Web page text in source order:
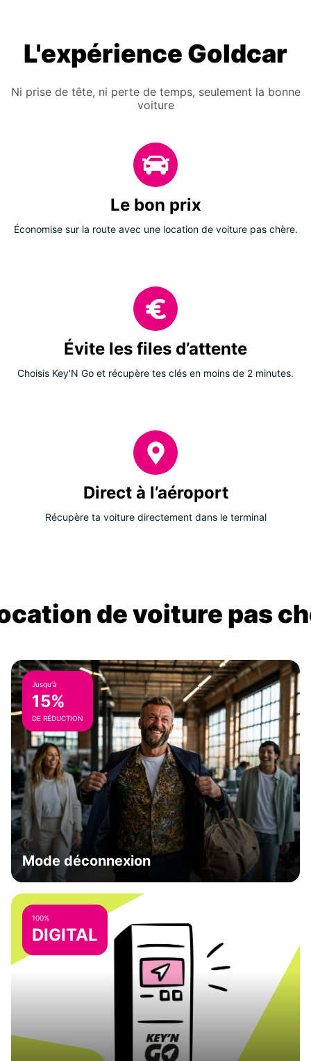
L'expérience Goldcar
Ni prise de tête, ni perte de temps, seulement la bonne
voiture
Le bon prix
Économise sur la route avec une location de voiture pas chère.
Évite les files d’attente
Choisis Key'N Go et récupère tes clés en moins de 2 minutes.
Direct à l’aéroport
Récupère ta voiture directement dans le terminal
de voiture pas
Jusqu'à
15%
DE RÉDUCTION
Mode déconnexion
100%
DIGITAL